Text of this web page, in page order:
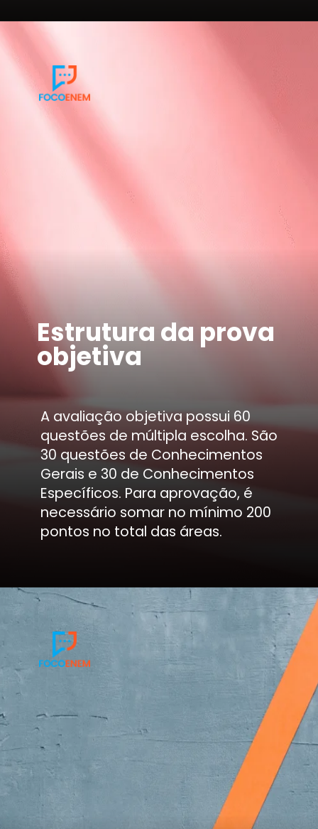
A avaliação objetiva possui 60
questões de múltipla escolha. São
30 questões de Conhecimentos
Gerais e 30 de Conhecimentos
Específicos. Para aprovação, é
necessário somar no mínimo 200
pontos no total das áreas.
Estrutura da prova
objetiva